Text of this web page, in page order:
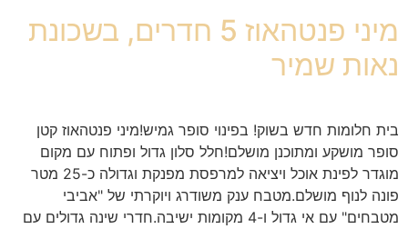
מיני פנטהאוז 5 חדרים, בשכונת
נאות שמיר
בית חלומות חדש בשוק! בפינוי סופר גמיש!מיני פנטהאוז קטן
סופר מושקע ומתוכנן מושלם!חלל סלון גדול ופתוח עם מקום
מוגדר לפינת אוכל ויציאה למרפסת מפנקת וגדולה כ-25 מטר
פונה לנוף מושלם.מטבח ענק משודרג ויוקרתי של "אביבי
מטבחים" עם אי גדול ו-4 מקומות ישיבה.חדרי שינה גדולים עם